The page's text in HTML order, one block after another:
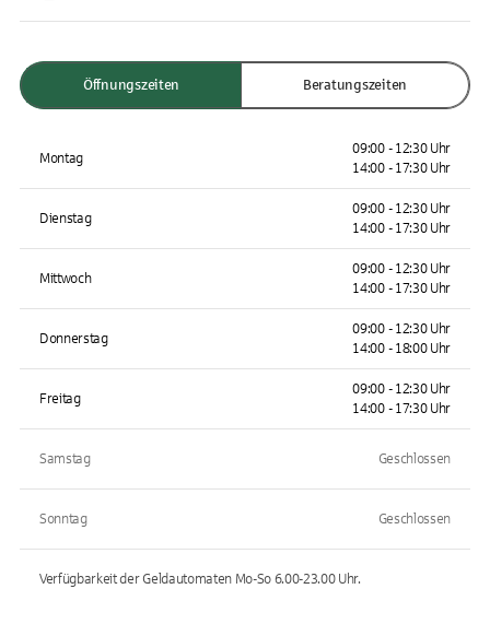
Öffnungszeiten Beratungszeiten
Montag
09:00 - 12:30 Uhr
14:00 - 17:30 Uhr
Dienstag
09:00 - 12:30 Uhr
14:00 - 17:30 Uhr
Mittwoch
09:00 - 12:30 Uhr
14:00 - 17:30 Uhr
Donnerstag
09:00 - 12:30 Uhr
14:00 - 18:00 Uhr
Freitag
09:00 - 12:30 Uhr
14:00 - 17:30 Uhr
Samstag Geschlossen
Sonntag Geschlossen
Verfügbarkeit der Geldautomaten Mo-So 6.00-23.00Uhr.